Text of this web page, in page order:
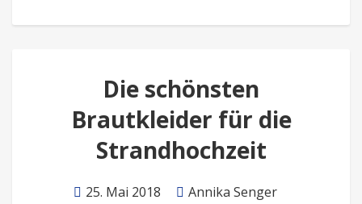
Die schönsten
Brautkleider für die
Strandhochzeit
25. Mai 2018
Annika Senger